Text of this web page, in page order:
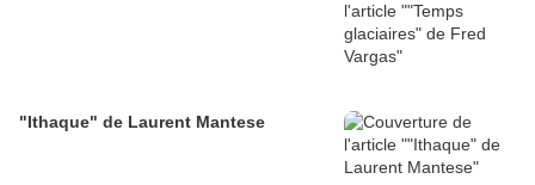
"Ithaque" de Laurent Mantese